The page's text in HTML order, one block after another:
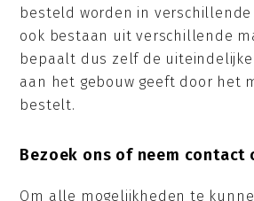
besteld worden in
ook bestaan uit verschillende
bepaalt dus zelf de
aan het gebouw geeft door het
bestelt.
Bezoek ons of neem contact
Om alle mogelijkheden te